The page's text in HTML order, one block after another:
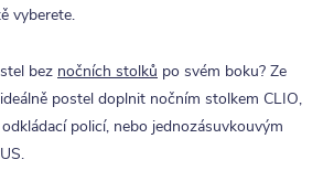
vyberete.
bez nočních stolků po svém boku? Ze
postel doplnit nočním stolkem CLIO,
policí, nebo jednozásuvkouvým